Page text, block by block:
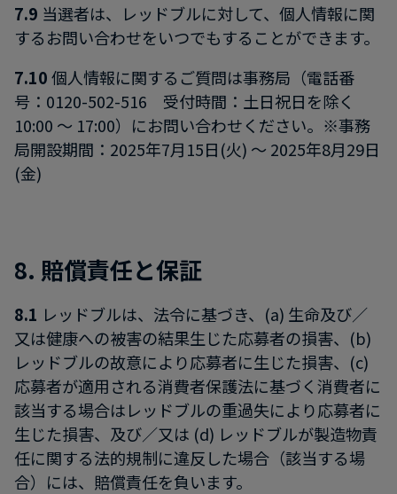
7.9 当選者は、レッドブルに対して、個人情報に関
するお問い合わせをいつでもすることができます。
7.10個人情報に関するご質問は事務局（電話番
号：0120-502-516 受付時間：土日祝日を除く
10:00 ～ 17:00）にお問い合わせください。※事務
局開設期間：2025年7月15日(火) ～ 2025年8月29日
(金)
8. 賠償責任と保証
8.1 レッドブルは、法令に基づき、(a) 生命及び／
又は健康への被害の結果生じた応募者の損害、(b)
レッドブルの故意により応募者に生じた損害、(c)
応募者が適用される消費者保護法に基づく消費者に
該当する場合はレッドブルの重過失により応募者に
生じた損害、及び／又は (d) レッドブルが製造物責
任に関する法的規制に違反した場合（該当する場
合）には、賠償責任を負います。